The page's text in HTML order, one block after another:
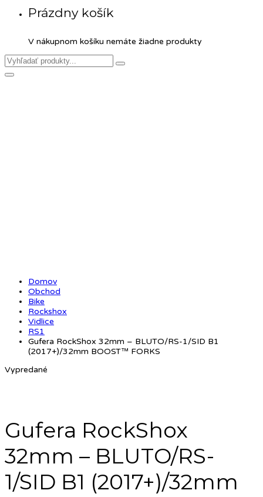
Prázdny košík
V nákupnom košíku nemáte žiadne produkty
Domov
Obchod
Bike
Rockshox
Vidlice
RS1
Gufera RockShox 32mm – BLUTO/RS-1/SID B1
(2017+)/32mm BOOST™ FORKS
Vypredané
Gufera RockShox
32mm – BLUTO/RS-
1/SID B1 (2017+)/32mm